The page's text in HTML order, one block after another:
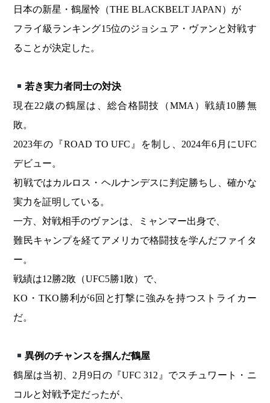
日本の新星・鶴屋怜（THE BLACKBELT JAPAN）が
フライ級ランキング15位のジョシュア・ヴァンと対戦す
ることが決定した。
若き実力者同士の対決
現在22歳の鶴屋は、総合格闘技（MMA）戦績10勝無
敗。
2023年の『ROAD TO UFC』を制し、2024年6月にUFC
デビュー。
初戦ではカルロス・ヘルナンデスに判定勝ちし、確かな
実力を証明している。
一方、対戦相手のヴァンは、ミャンマー出身で、
難民キャンプを経てアメリカで格闘技を学んだファイタ
ー。
戦績は12勝2敗（UFC5勝1敗）で、
KO・TKO勝利が6回と打撃に強みを持つストライカー
だ。
異例のチャンスを掴んだ鶴屋
鶴屋は当初、2月9日の『UFC 312』でスチュワート・ニ
コルと対戦予定だったが、